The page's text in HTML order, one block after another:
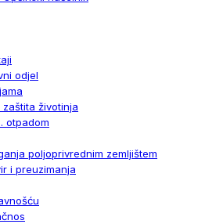
odjel
životinja
otpadom
poljoprivrednim zemljištem
i preuzimanja